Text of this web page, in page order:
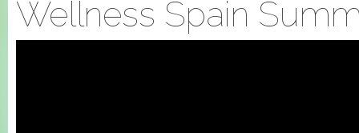
Wellness Spain